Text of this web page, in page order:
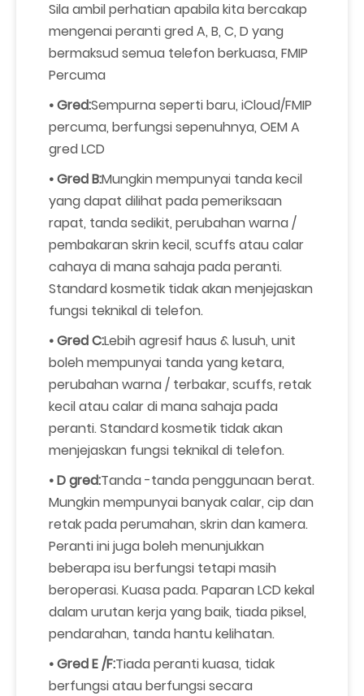
Sila ambil perhatian apabila kita bercakap
mengenai peranti gred A, B, C, D yang
bermaksud semua telefon berkuasa, FMIP
Percuma
• Gred:Sempurna seperti baru, iCloud/FMIP
percuma, berfungsi sepenuhnya, OEM A
gred LCD
• Gred B:Mungkin mempunyai tanda kecil
yang dapat dilihat pada pemeriksaan
rapat, tanda sedikit, perubahan warna /
pembakaran skrin kecil, scuffs atau calar
cahaya di mana sahaja pada peranti.
Standard kosmetik tidak akan menjejaskan
fungsi teknikal di telefon.
• Gred C:Lebih agresif haus & lusuh, unit
boleh mempunyai tanda yang ketara,
perubahan warna / terbakar, scuffs, retak
kecil atau calar di mana sahaja pada
peranti. Standard kosmetik tidak akan
menjejaskan fungsi teknikal di telefon.
• D gred:Tanda -tanda penggunaan berat.
Mungkin mempunyai banyak calar, cip dan
retak pada perumahan, skrin dan kamera.
Peranti ini juga boleh menunjukkan
beberapa isu berfungsi tetapi masih
beroperasi. Kuasa pada. Paparan LCD kekal
dalam urutan kerja yang baik, tiada piksel,
pendarahan, tanda hantu kelihatan.
• Gred E /F:Tiada peranti kuasa, tidak
berfungsi atau berfungsi secara